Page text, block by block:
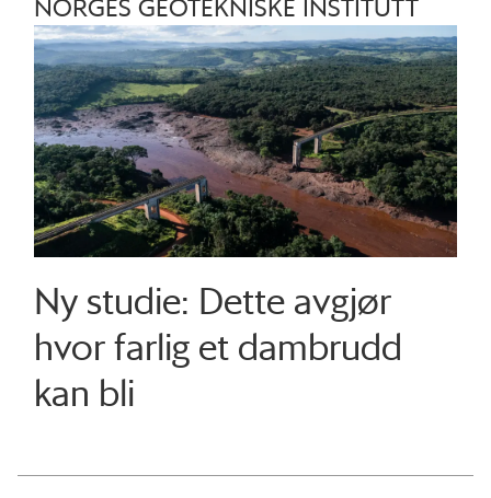
NORGES GEOTEKNISKE INSTITUTT
Ny studie: Dette avgjør
hvor farlig et dambrudd
kan bli